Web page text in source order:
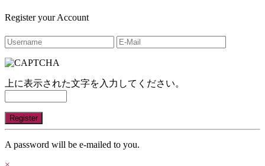
Register your Account
上に表示された文字を入力してください。
A password will be e-mailed to you.